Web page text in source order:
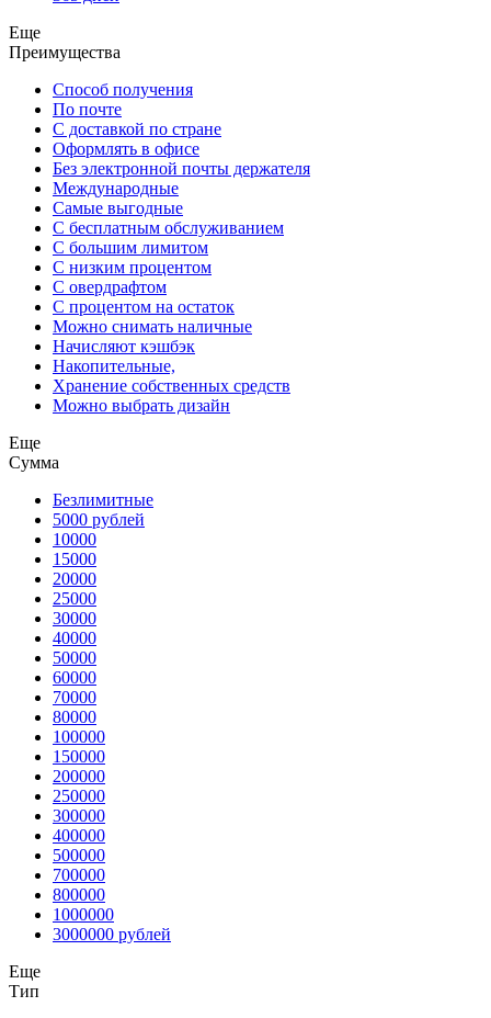
Еще
Преимущества
Способ получения
По почте
С доставкой по стране
Оформлять в офисе
Без электронной почты держателя
Международные
Самые выгодные
С бесплатным обслуживанием
С большим лимитом
С низким процентом
С овердрафтом
С процентом на остаток
Можно снимать наличные
Начисляют кэшбэк
Накопительные,
Хранение собственных средств
Можно выбрать дизайн
Еще
Сумма
Безлимитные
5000 рублей
10000
15000
20000
25000
30000
40000
50000
60000
70000
80000
100000
150000
200000
250000
300000
400000
500000
700000
800000
1000000
3000000 рублей
Еще
Тип